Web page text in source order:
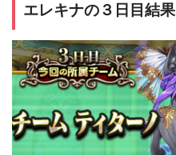
エレキナの３日目結果